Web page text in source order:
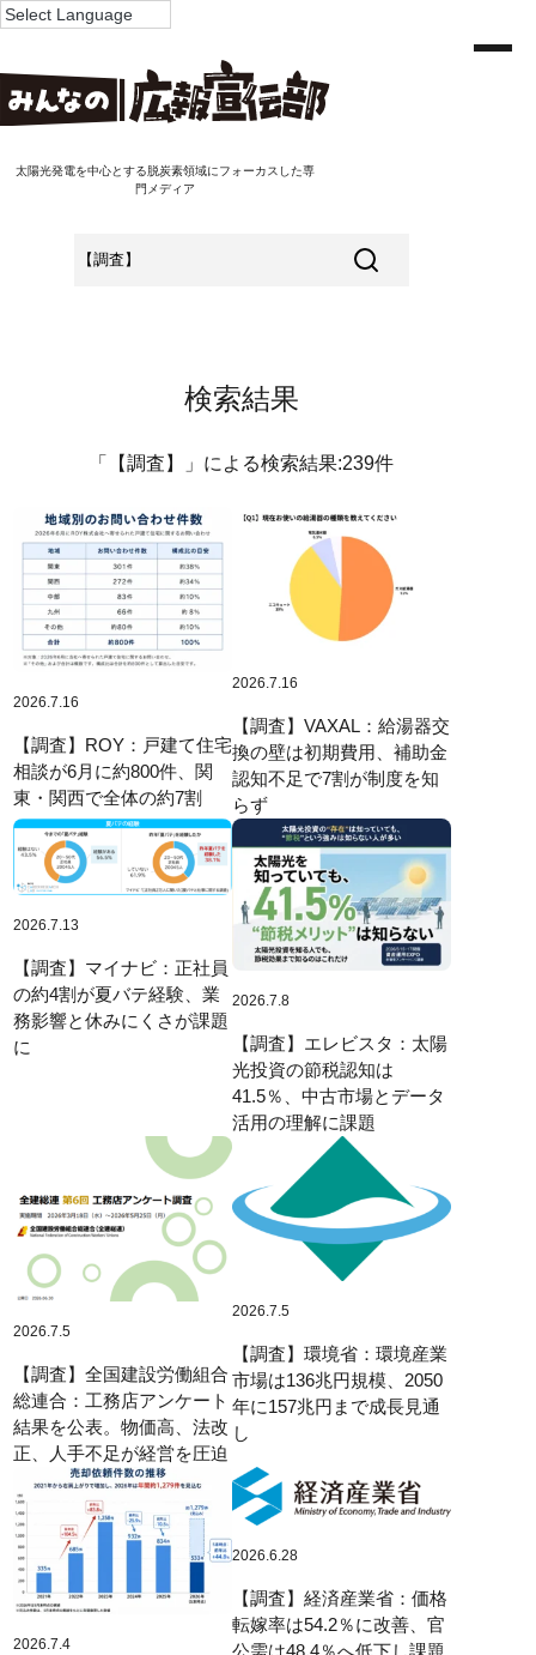
太陽光発電を中心とする脱炭素領域にフォーカスした専
門メディア
検索結果
「【調査】」による検索結果:239件
2026.7.16
【調査】ROY：戸建て住宅
相談が6月に約800件、関
東・関西で全体の約7割
2026.7.16
【調査】VAXAL：給湯器交
換の壁は初期費用、補助金
認知不足で7割が制度を知
らず
2026.7.13
【調査】マイナビ：正社員
の約4割が夏バテ経験、業
務影響と休みにくさが課題
に
2026.7.8
【調査】エレビスタ：太陽
光投資の節税認知は
41.5％、中古市場とデータ
活用の理解に課題
2026.7.5
【調査】全国建設労働組合
総連合：工務店アンケート
結果を公表。物価高、法改
正、人手不足が経営を圧迫
2026.7.5
【調査】環境省：環境産業
市場は136兆円規模、2050
年に157兆円まで成長見通
し
2026.7.4
2026.6.28
【調査】経済産業省：価格
転嫁率は54.2％に改善、官
公需は48.4％へ低下し課題